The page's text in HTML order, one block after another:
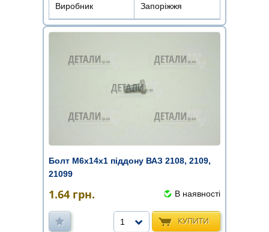
Виробник Запоріжжя
Болт М6х14х1 піддону ВАЗ 2108, 2109,
21099
1.64 грн. В наявності
КУПИТИ
1